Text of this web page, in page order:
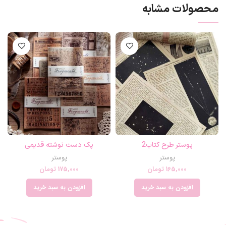
محصولات مشابه
پوستر طرح کتاب2
پوستر
165,000تومان
افزودن به سبد خرید
پک دست نوشته قدیمی
پوستر
175,000تومان
افزودن به سبد خرید